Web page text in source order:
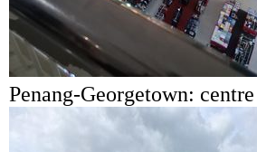
Penang-Georgetown: